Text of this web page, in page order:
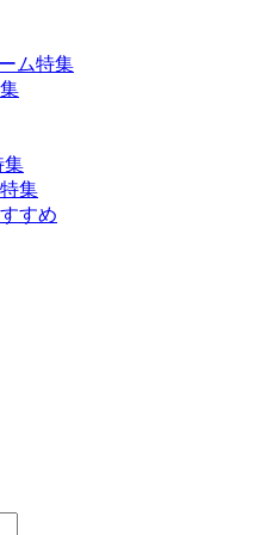
ム特集
集
集
すめ